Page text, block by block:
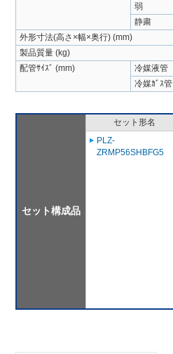
弱
静粛
外形寸法(高さ×幅×奥行) (mm)
製品質量 (kg)
配管ｻｲｽﾞ (mm)
冷媒液管
冷媒ｶﾞｽ管
セット構成品
セット形名
PLZ-
ZRMP56SHBFG5